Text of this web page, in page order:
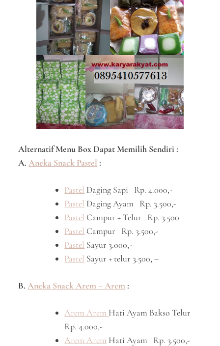
Alternatif Menu Box Dapat Memilih Sendiri :
A.Aneka Snack Pastel :
Pastel Daging Sapi Rp. 4.000,-
Pastel Daging Ayam Rp. 3.500,-
Pastel Campur + Telur Rp. 3.500
Pastel Campur Rp. 3.500,-
Pastel Sayur 3.000,-
Pastel Sayur + telur 3.500, –
B.Aneka Snack Arem – Arem :
Arem Arem Hati Ayam Bakso Telur
Rp. 4.000,-
Arem Arem Hati Ayam Rp. 3.500,-